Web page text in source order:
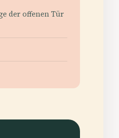
der offenen Tür